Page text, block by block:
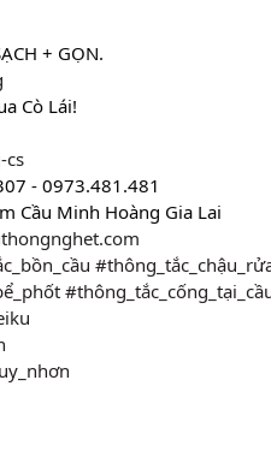
+ GỌN.
Cò Lái!
cs
- 0973.481.481
Cầu Minh Hoàng Gia Lai